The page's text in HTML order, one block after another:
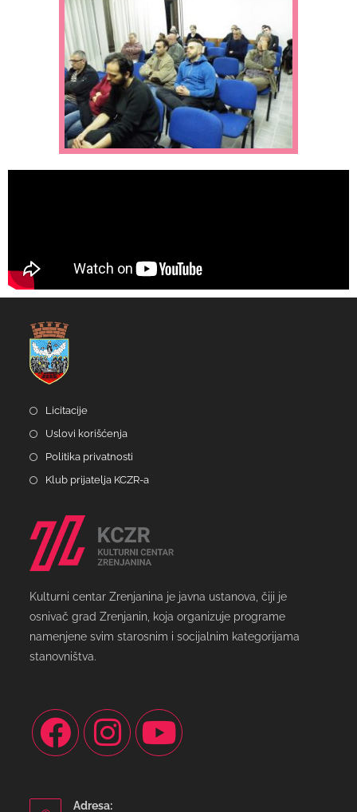
Licitacije
Uslovi korišćenja
Politika privatnosti
Klub prijatelja KCZR-a
Kulturni centar Zrenjanina je javna ustanova, čiji je
osnivač grad Zrenjanin, koja organizuje programe
namenjene svim starosnim i socijalnim kategorijama
stanovništva.
Adresa: